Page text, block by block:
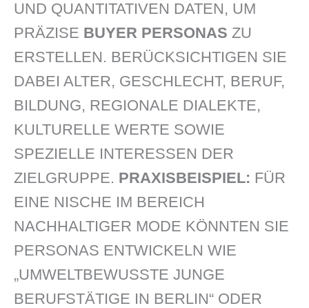
UND QUANTITATIVEN DATEN, UM
PRÄZISE BUYER PERSONAS ZU
ERSTELLEN. BERÜCKSICHTIGEN SIE
DABEI ALTER, GESCHLECHT, BERUF,
BILDUNG, REGIONALE DIALEKTE,
KULTURELLE WERTE SOWIE
SPEZIELLE INTERESSEN DER
ZIELGRUPPE. PRAXISBEISPIEL: FÜR
EINE NISCHE IM BEREICH
NACHHALTIGER MODE KÖNNTEN SIE
PERSONAS ENTWICKELN WIE
„UMWELTBEWUSSTE JUNGE
BERUFSTÄTIGE IN BERLIN“ ODER